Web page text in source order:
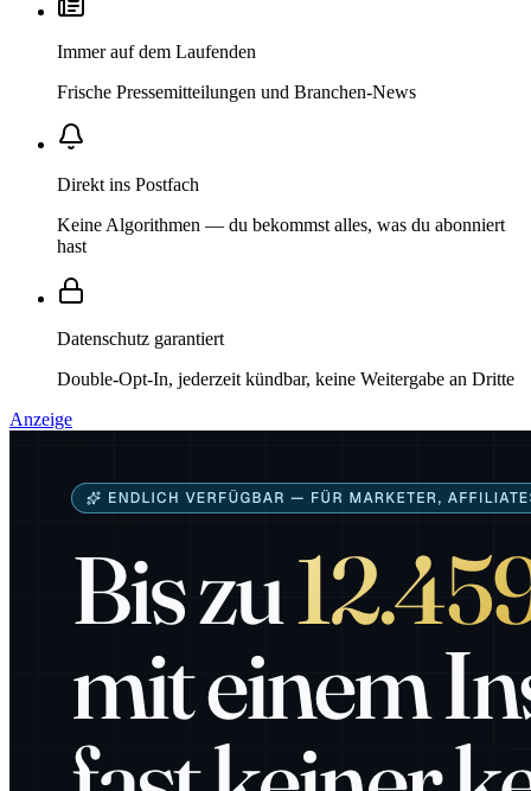
Immer auf dem Laufenden
Frische Pressemitteilungen und Branchen-News
Direkt ins Postfach
Keine Algorithmen — du bekommst alles, was du abonniert
hast
Datenschutz garantiert
Double-Opt-In, jederzeit kündbar, keine Weitergabe an Dritte
Anzeige